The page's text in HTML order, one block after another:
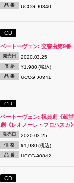
品 番 UCCG-90840
CD
ベートーヴェン: 交響曲第9番
発売日 2020.03.25
価 格 ¥1,980 (税込)
品 番 UCCG-90841
CD
ベートーヴェン: 祝典劇《献
劇《レオノーレ・プロハスカ
発売日 2020.03.25
価 格 ¥1,980 (税込)
品 番 UCCG-90842
CD